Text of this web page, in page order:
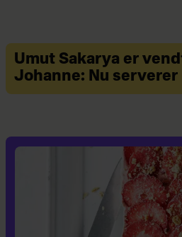
Umut Sakarya er
Johanne: Nu